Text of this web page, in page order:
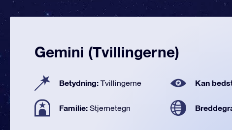
Gemini (Tvillingerne)
Betydning: Tvillingerne Kan
Familie: Stjernetegn